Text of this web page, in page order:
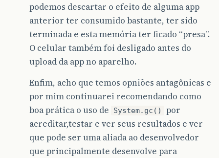
podemos descartar o efeito de alguma app
anterior ter consumido bastante, ter sido
terminada e esta memória ter ficado “presa”.
O celular também foi desligado antes do
upload da app no aparelho.
Enfim, acho que temos opniões antagônicas e
por mim continuarei recomendando como
boa prática o uso de
System.gc()
por
acreditar,testar e ver seus resultados e ver
que pode ser uma aliada ao desenvolvedor
que principalmente desenvolve para